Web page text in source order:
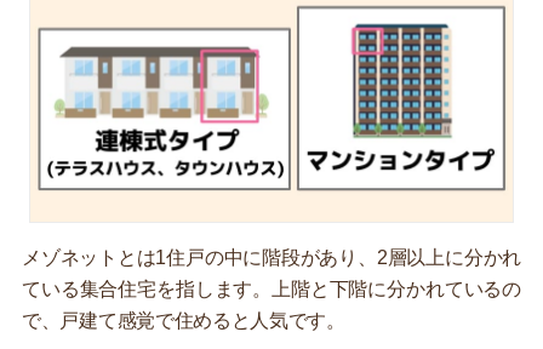
メゾネットとは1住戸の中に階段があり、2層以上に分かれ
ている集合住宅を指します。上階と下階に分かれているの
で、戸建て感覚で住めると人気です。